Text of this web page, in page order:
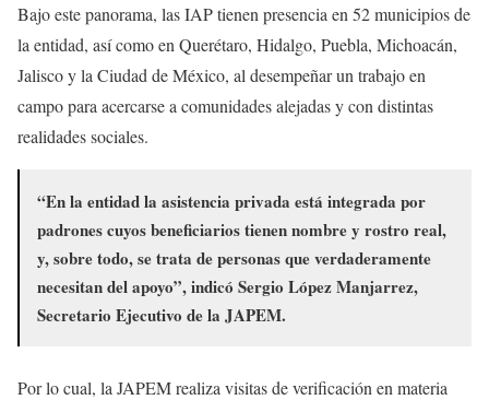
Bajo este panorama, las IAP tienen presencia en 52 municipios de
la entidad, así como en Querétaro, Hidalgo, Puebla, Michoacán,
Jalisco y la Ciudad de México, al desempeñar un trabajo en
campo para acercarse a comunidades alejadas y con distintas
realidades sociales.
“En la entidad la asistencia privada está integrada por
padrones cuyos beneficiarios tienen nombre y rostro real,
y, sobre todo, se trata de personas que verdaderamente
necesitan del apoyo”, indicó Sergio López Manjarrez,
Secretario Ejecutivo de la JAPEM.
Por lo cual, la JAPEM realiza visitas de verificación en materia